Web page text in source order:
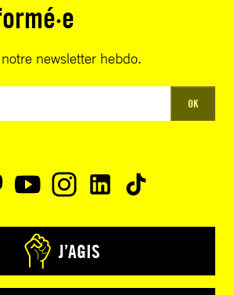
newsletter hebdo.
OK
J’AGIS